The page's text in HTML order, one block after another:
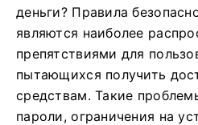
деньги? Правила
являются наиболее
препятствиями для
пытающихся получить
средствам. Такие
пароли, ограничения на